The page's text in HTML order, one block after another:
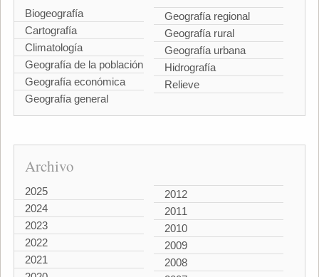
Biogeografía
Cartografía
Climatología
Geografía de la población
Geografía económica
Geografía general
Geografía regional
Geografía rural
Geografía urbana
Hidrografía
Relieve
Archivo
2025
2024
2023
2022
2021
2012
2011
2010
2009
2008